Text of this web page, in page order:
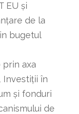
EU și
de la
bugetul
prin axa
Investiţii în
şi fonduri
de